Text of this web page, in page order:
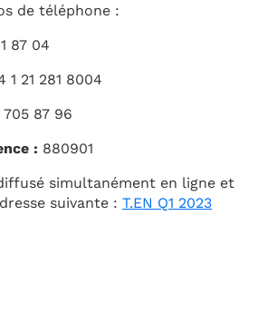
de téléphone :
87 04
1 21 281 8004
705 87 96
: 880901
simultanément en ligne et
suivante : T.EN Q1 2023